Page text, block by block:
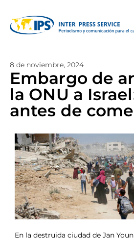
8 de noviembre, 2024
Embargo de
la ONU a
antes de
En la destruida ciudad de Jan